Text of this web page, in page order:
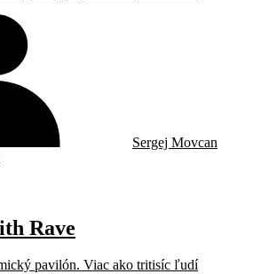
Sergej Movcan
Rave
pavilón. Viac ako tritisíc ľudí